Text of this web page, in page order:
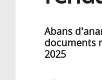
Abans
documents
2025